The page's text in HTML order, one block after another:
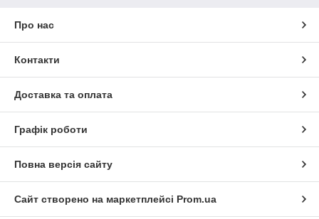
Про нас
Контакти
Доставка та оплата
Графік роботи
Повна версія сайту
Сайт створено на маркетплейсі Prom.ua